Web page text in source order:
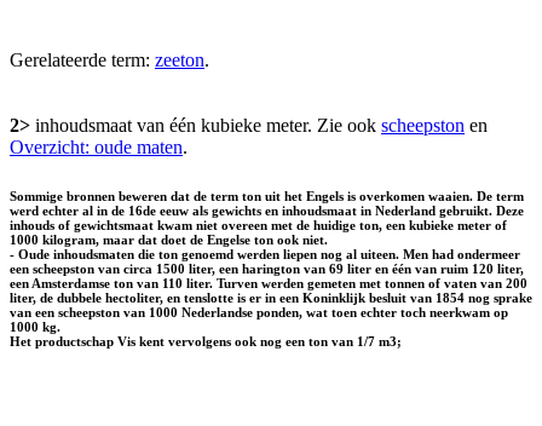
Gerelateerde term: zeeton.
2> inhoudsmaat van één kubieke meter. Zie ook scheepston en
Overzicht: oude maten.
Sommige bronnen beweren dat de term ton uit het Engels is overkomen waaien. De term
werd echter al in de 16de eeuw als gewichts en inhoudsmaat in Nederland gebruikt. Deze
inhouds of gewichtsmaat kwam niet overeen met de huidige ton, een kubieke meter of
1000 kilogram, maar dat doet de Engelse ton ook niet.
- Oude inhoudsmaten die ton genoemd werden liepen nog al uiteen. Men had ondermeer
een scheepston van circa 1500 liter, een harington van 69 liter en één van ruim 120 liter,
een Amsterdamse ton van 110 liter. Turven werden gemeten met tonnen of vaten van 200
liter, de dubbele hectoliter, en tenslotte is er in een Koninklijk besluit van 1854 nog sprake
van een scheepston van 1000 Nederlandse ponden, wat toen echter toch neerkwam op
1000 kg.
Het productschap Vis kent vervolgens ook nog een ton van 1/7 m3;